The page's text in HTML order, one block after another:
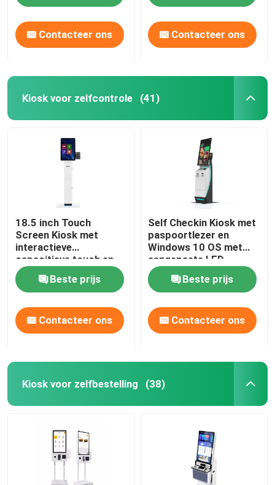
Contacteer ons Contacteer ons
Kiosk voor zelfcontrole (41)
18.5 inch Touch
Screen Kiosk met
interactieve
capacitieve touch en
Windows 10 OS voor
zelfcontroleBeste prijs
Contacteer ons
Self Checkin Kiosk met
paspoortlezer en
Windows 10 OS met
aangepaste LED-
lichten voor verbeterd
bezoekersbeheer
Beste prijs
Contacteer ons
Kiosk voor zelfbestelling (38)